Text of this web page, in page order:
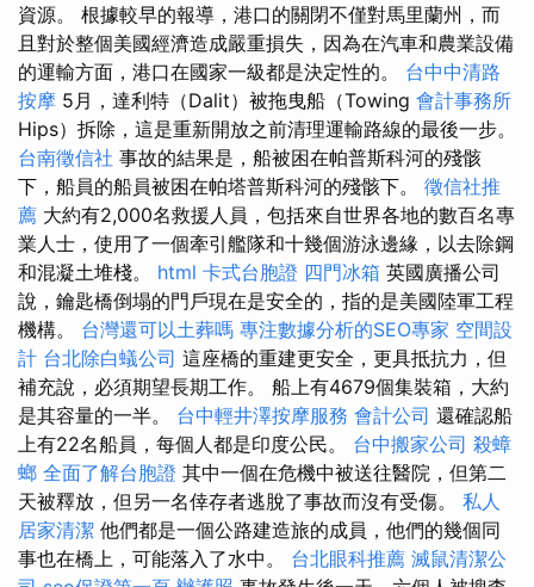
資源。 根據較早的報導，港口的關閉不僅對馬里蘭州，而
且對於整個美國經濟造成嚴重損失，因為在汽車和農業設備
的運輸方面，港口在國家一級都是決定性的。 台中中清路
按摩 5月，達利特（Dalit）被拖曳船（Towing 會計事務所
Hips）拆除，這是重新開放之前清理運輸路線的最後一步。
台南徵信社 事故的結果是，船被困在帕普斯科河的殘骸
下，船員的船員被困在帕塔普斯科河的殘骸下。 徵信社推
薦 大約有2,000名救援人員，包括來自世界各地的數百名專
業人士，使用了一個牽引艦隊和十幾個游泳邊緣，以去除鋼
和混凝土堆棧。 html 卡式台胞證 四門冰箱 英國廣播公司
說，鑰匙橋倒塌的門戶現在是安全的，指的是美國陸軍工程
機構。 台灣還可以土葬嗎 專注數據分析的SEO專家 空間設
計 台北除白蟻公司 這座橋的重建更安全，更具抵抗力，但
補充說，必須期望長期工作。 船上有4679個集裝箱，大約
是其容量的一半。 台中輕井澤按摩服務 會計公司 還確認船
上有22名船員，每個人都是印度公民。 台中搬家公司 殺蟑
螂 全面了解台胞證 其中一個在危機中被送往醫院，但第二
天被釋放，但另一名倖存者逃脫了事故而沒有受傷。 私人
居家清潔 他們都是一個公路建造旅的成員，他們的幾個同
事也在橋上，可能落入了水中。 台北眼科推薦 滅鼠清潔公